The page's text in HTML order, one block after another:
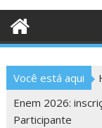
Você está aqui
Enem 2026:
Participante